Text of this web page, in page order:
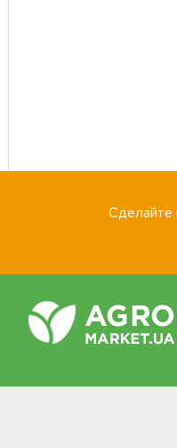
Сделайте